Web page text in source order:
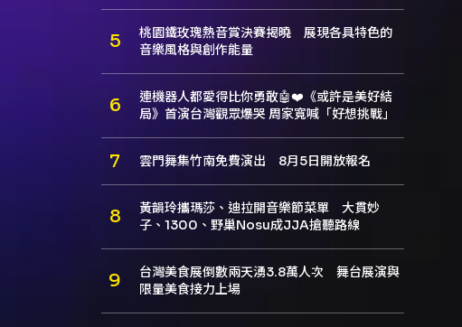
桃園鐵玫瑰熱音賞決賽揭曉 展現各具特色的
音樂風格與創作能量
連機器人都愛得比你勇敢🤖❤️《或許是美好結
局》首演台灣觀眾爆哭 周家寬喊「好想挑戰」
雲門舞集竹南免費演出 8月5日開放報名
黃韻玲攜瑪莎、迪拉開音樂節菜單 大貫妙
子、1300、野巢Nosu成JJA搶聽路線
台灣美食展倒數兩天湧3.8萬人次 舞台展演與
限量美食接力上場